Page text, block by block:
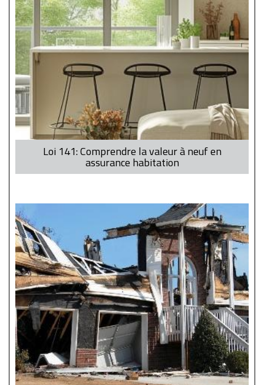
Loi 141: Comprendre la valeur à neuf en
assurance habitation